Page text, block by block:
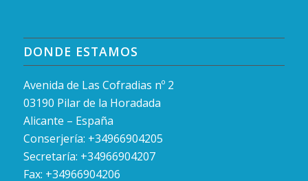
DONDE ESTAMOS
Avenida de Las Cofradias nº 2
03190 Pilar de la Horadada
Alicante – España
Conserjería: +34966904205
Secretaría: +34966904207
Fax: +34966904206